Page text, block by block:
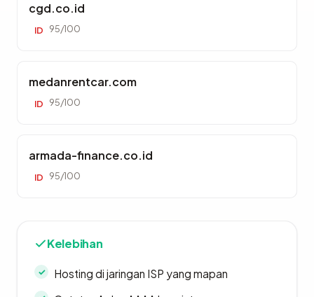
cgd.co.id
ID 95/100
medanrentcar.com
ID 95/100
armada-finance.co.id
ID 95/100
Kelebihan
Hosting di jaringan ISP yang mapan